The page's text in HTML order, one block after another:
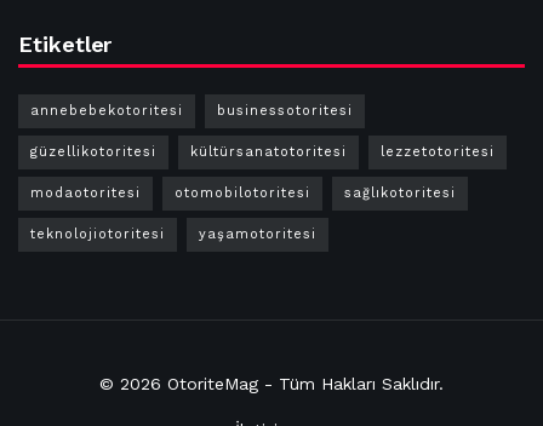
Etiketler
annebebekotoritesi businessotoritesi
güzellikotoritesi kültürsanatotoritesi lezzetotoritesi
modaotoritesi otomobilotoritesi sağlıkotoritesi
teknolojiotoritesi yaşamotoritesi
© 2026 OtoriteMag - Tüm Hakları Saklıdır.